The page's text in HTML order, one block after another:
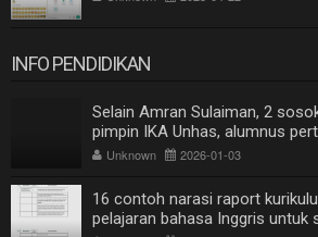
INFO PENDIDIKAN
Selain Amran Sulaiman, 2
pimpin IKA Unhas, alumnus
Unknown 2026-01-03
16 contoh narasi raport
pelajaran bahasa Inggris untuk